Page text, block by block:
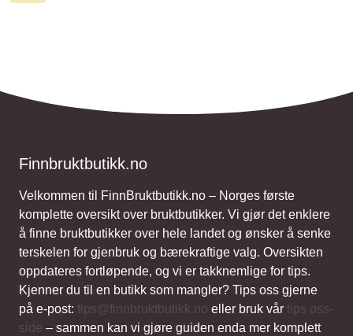
Finnbruktbutikk.no
Velkommen til FinnBruktbutikk.no – Norges første
komplette oversikt over bruktbutikker. Vi gjør det enklere
å finne bruktbutikker over hele landet og ønsker å senke
terskelen for gjenbruk og bærekraftige valg. Oversikten
oppdateres fortløpende, og vi er takknemlige for tips.
Kjenner du til en butikk som mangler? Tips oss gjerne
på e-post: tips@finnbruktbutikk.no eller bruk vår tips oss-
side – sammen kan vi gjøre guiden enda mer komplett